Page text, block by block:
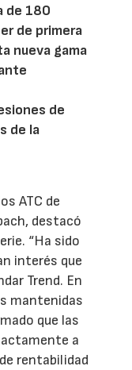
de 180
de primera
nueva gama
de
de la
ATC de
destacó
“Ha sido
interés que
Trend. En
mantenidas
que las
a
rentabilidad